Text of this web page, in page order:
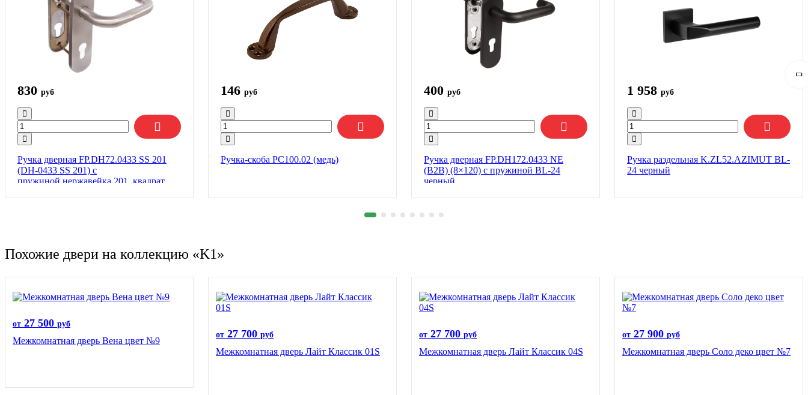
830 руб
Ручка дверная FP.DH72.0433 SS 201
(DH-0433 SS 201) с
пружиной,нержавейка 201, квадрат
146 руб
Ручка-скоба РС100.02 (медь)
400 руб
Ручка дверная FP.DH172.0433 NE
(B2B) (8×120) с пружиной BL-24
черный
1 958 руб
Ручка раздельная K.ZL52.AZIMUT BL-
24 черный
Похожие двери на коллекцию «K1»
от 27 500 руб
Межкомнатная дверь Вена цвет №9
от 27 700 руб
Межкомнатная дверь Лайт Классик 01S
от 27 700 руб
Межкомнатная дверь Лайт Классик 04S
от 27 900 руб
Межкомнатная дверь Соло деко цвет №7